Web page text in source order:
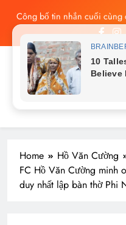
content
Công bố tin nhắn cuối cùng
đau xót vừa phẫn nộ
Vu Mông Lung báo cáo
luận sục sôi và đặt nhiều
Vu Mông Lung mất ngày
Du Cầm ‘hại’, bằng chứng
Vu Mông Lung từng ra tín
livestream, mẹ đến công ty
Tin
Home
Hồ Văn Cường
FC Hồ Văn Cường minh
duy nhất lập bàn thờ Phi